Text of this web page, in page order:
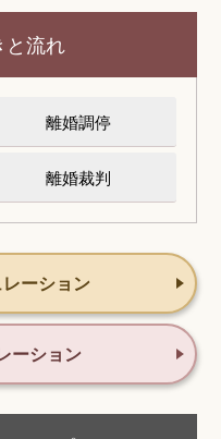
と流れ
離婚調停
離婚裁判
ーション
ーション